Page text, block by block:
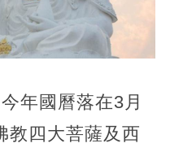
年國曆落在3月
教四大菩薩及西